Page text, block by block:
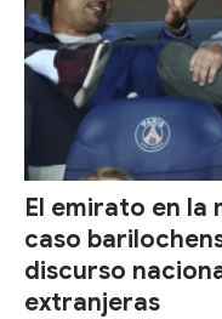
El emirato en la
caso
discurso
extranjeras